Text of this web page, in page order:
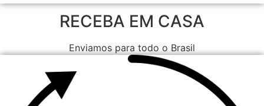
RECEBA EM CASA
Enviamos para todo o Brasil